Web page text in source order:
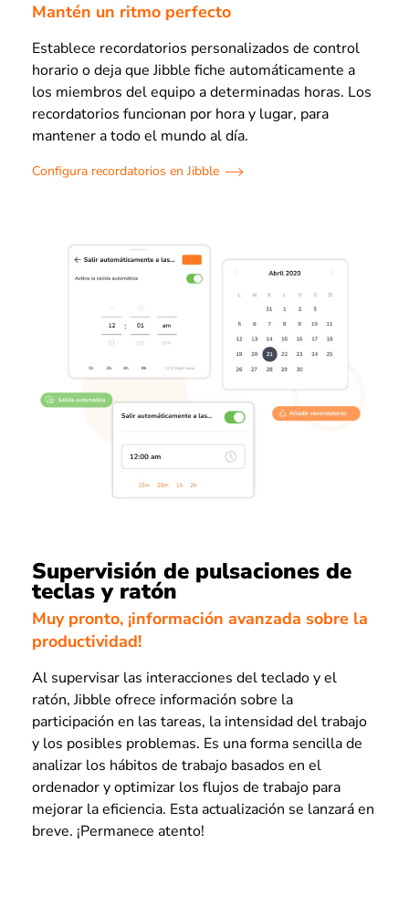
Mantén un ritmo perfecto
Establece recordatorios personalizados de control
horario o deja que Jibble fiche automáticamente a
los miembros del equipo a determinadas horas. Los
recordatorios funcionan por hora y lugar, para
mantener a todo el mundo al día.
Configura recordatorios en Jibble
Supervisión de pulsaciones de
teclas y ratón
Muy pronto, ¡información avanzada sobre la
productividad!
Al supervisar las interacciones del teclado y el
ratón, Jibble ofrece información sobre la
participación en las tareas, la intensidad del trabajo
y los posibles problemas. Es una forma sencilla de
analizar los hábitos de trabajo basados en el
ordenador y optimizar los flujos de trabajo para
mejorar la eficiencia. Esta actualización se lanzará en
breve. ¡Permanece atento!